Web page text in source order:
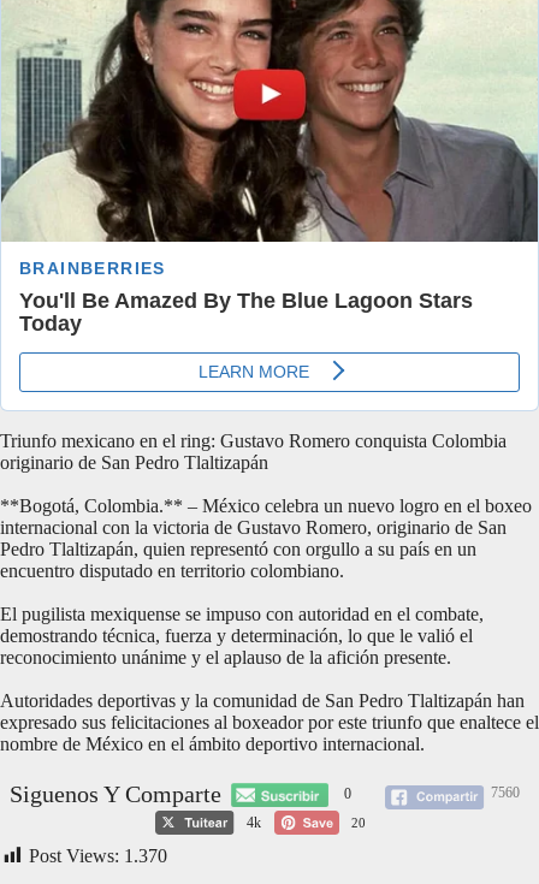
Triunfo mexicano en el ring: Gustavo Romero conquista Colombia
originario de San Pedro Tlaltizapán
**Bogotá, Colombia.** – México celebra un nuevo logro en el boxeo
internacional con la victoria de Gustavo Romero, originario de San
Pedro Tlaltizapán, quien representó con orgullo a su país en un
encuentro disputado en territorio colombiano.
El pugilista mexiquense se impuso con autoridad en el combate,
demostrando técnica, fuerza y determinación, lo que le valió el
reconocimiento unánime y el aplauso de la afición presente.
Autoridades deportivas y la comunidad de San Pedro Tlaltizapán han
expresado sus felicitaciones al boxeador por este triunfo que enaltece el
nombre de México en el ámbito deportivo internacional.
Siguenos Y Comparte 0
7560
4k
20
Post Views: 1.370